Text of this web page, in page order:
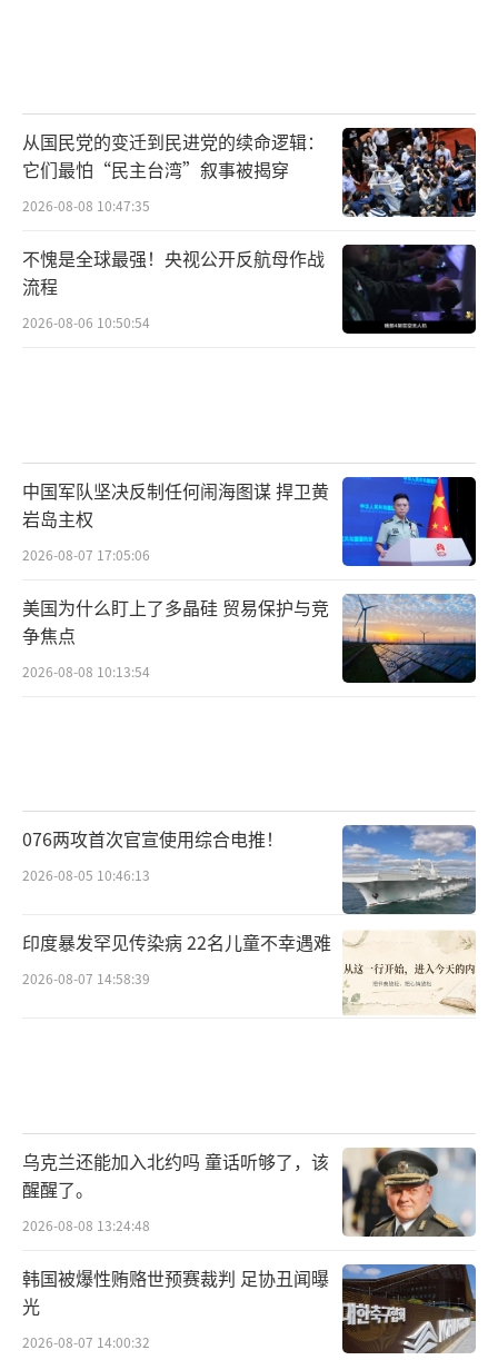
从国民党的变迁到民进党的续命逻辑：
它们最怕“民主台湾”叙事被揭穿
2026-08-08 10:47:35
不愧是全球最强！央视公开反航母作战
流程
2026-08-06 10:50:54
中国军队坚决反制任何闹海图谋 捍卫黄
岩岛主权
2026-08-07 17:05:06
美国为什么盯上了多晶硅 贸易保护与竞
争焦点
2026-08-08 10:13:54
076两攻首次官宣使用综合电推！
2026-08-05 10:46:13
印度暴发罕见传染病 22名儿童不幸遇难
2026-08-07 14:58:39
乌克兰还能加入北约吗 童话听够了，该
醒醒了。
2026-08-08 13:24:48
韩国被爆性贿赂世预赛裁判 足协丑闻曝
光
2026-08-07 14:00:32